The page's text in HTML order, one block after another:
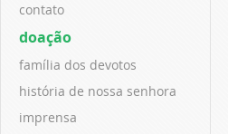
contato
doação
família dos devotos
história de nossa senhora
imprensa